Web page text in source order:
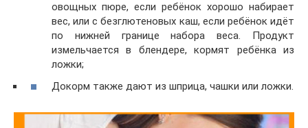
овощных пюре, если ребёнок хорошо набирает
вес, или с безглютеновых каш, если ребёнок идёт
по нижней границе набора веса. Продукт
измельчается в блендере, кормят ребёнка из
ложки;
Докорм также дают из шприца, чашки или ложки.